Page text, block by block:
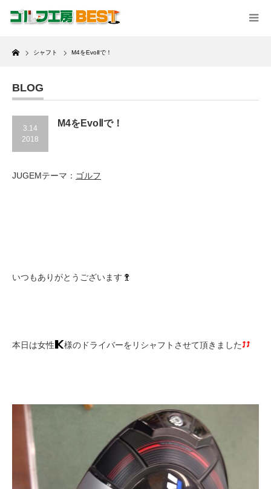
Home
シャフト M4をEvoⅡで！
BLOG
3.14
2018
M4をEvoⅡで！
JUGEMテーマ： ゴルフ
いつもありがとうございます
本日は女性 様のドライバーをリシャフトさせて頂きました